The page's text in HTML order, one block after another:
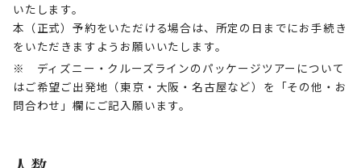
いたします。
本（正式）予約をいただける場合は、所定の日までにお手続き
をいただきますようお願いいたします。
※ ディズニー・クルーズラインのパッケージツアーについて
はご希望ご出発地（東京・大阪・名古屋など）を「その他・お
問合わせ」欄にご記入願います。